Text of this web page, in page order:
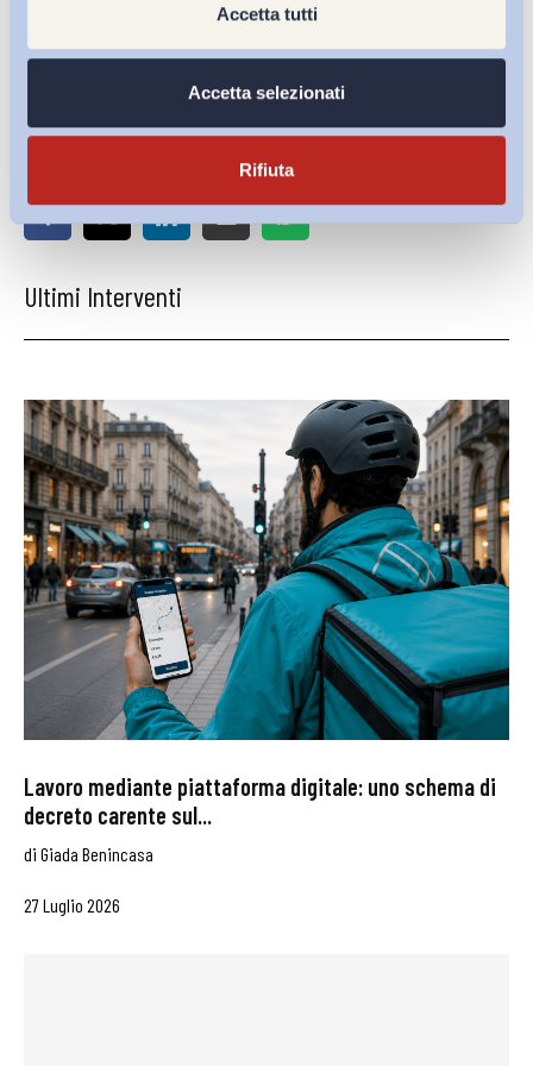
Accetta tutti
Accetta selezionati
Rifiuta
Scarica ilPDF
Ultimi Interventi
Lavoro mediante piattaforma digitale: uno schema di
decreto carente sul...
di Giada Benincasa
27 Luglio 2026